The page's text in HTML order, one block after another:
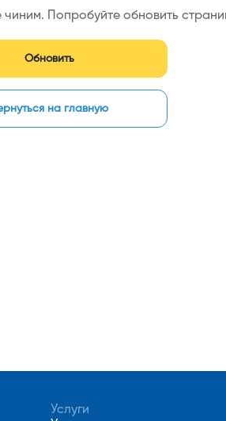
Попробуйте обновить
Обновить
на главную
Услуги